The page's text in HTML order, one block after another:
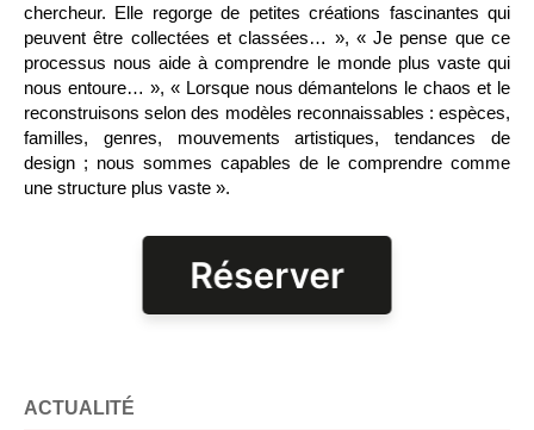
chercheur. Elle regorge de petites créations fascinantes qui
peuvent être collectées et classées… », « Je pense que ce
processus nous aide à comprendre le monde plus vaste qui
nous entoure… », « Lorsque nous démantelons le chaos et le
reconstruisons selon des modèles reconnaissables : espèces,
familles, genres, mouvements artistiques, tendances de
design ; nous sommes capables de le comprendre comme
une structure plus vaste ».
ACTUALITÉ